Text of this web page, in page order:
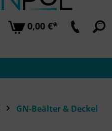
0,00 €*
GN-Beälter & Deckel